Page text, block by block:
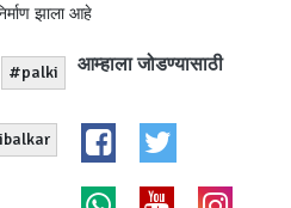
झाला आहे
#palki आम्हाला जोडण्यासाठी